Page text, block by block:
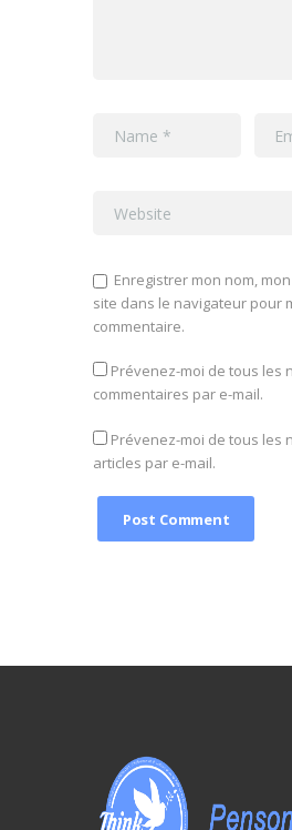
Enregistrer mon nom,
site dans le navigateur pour
commentaire.
Prévenez-moi de tous les
commentaires par e-mail.
Prévenez-moi de tous les
articles par e-mail.